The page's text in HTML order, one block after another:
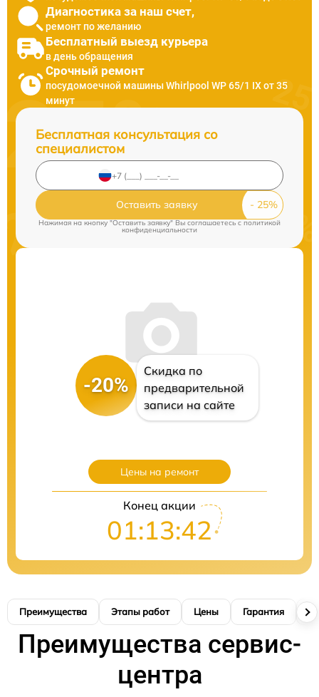
Диагностика за наш счет,
ремонт по желанию
Бесплатный выезд курьера
в день обращения
Срочный ремонт
посудомоечной машины Whirlpool WP 65/1 IX от 35
минут
Бесплатная консультация со
специалистом
Оставить заявку
Нажимая на кнопку "Оставить заявку" Вы соглашаетесь c политикой
конфиденциальности
-20%
Скидка по
предварительной
записи на сайте
Цены на ремонт
Конец акции
01:13:40
Преимущества Этапы работ Цены Гарантия
Преимущества сервис-
центра